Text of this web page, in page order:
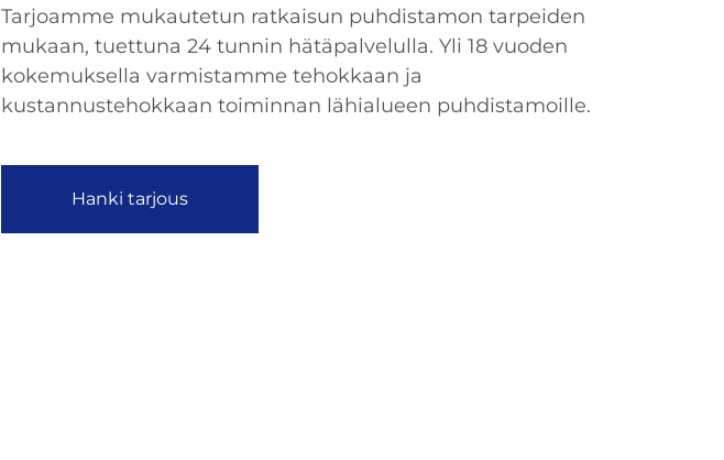
Tarjoamme mukautetun ratkaisun puhdistamon tarpeiden
mukaan, tuettuna 24 tunnin hätäpalvelulla. Yli 18 vuoden
kokemuksella varmistamme tehokkaan ja
kustannustehokkaan toiminnan lähialueen puhdistamoille.
Hanki tarjous